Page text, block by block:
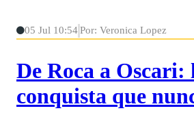
05 Jul 10:54Por: Veronica Lopez
De Roca a Oscari:
conquista que